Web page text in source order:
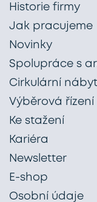
Historie firmy
Jak pracujeme
Novinky
Spolupráce s
Cirkulární
Výběrová řízení
Ke stažení
Kariéra
Newsletter
E-shop
Osobní údaje